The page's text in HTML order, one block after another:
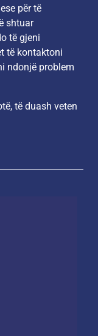
për të
shtuar
të gjeni
të kontaktoni
ndonjë problem
të duash veten